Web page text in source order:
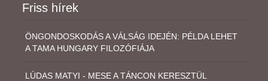
Friss hírek
ÖNGONDOSKODÁS A VÁLSÁG IDEJÉN: PÉLDA LEHET
A TAMA HUNGARY FILOZÓFIÁJA
LÚDAS MATYI - MESE A TÁNCON KERESZTÜL